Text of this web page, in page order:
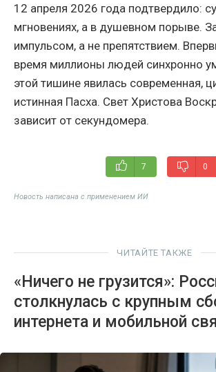
12 апреля 2026 года подтвердило:
мгновениях, а в душевном порыве.
импульсом, а не препятствием.
время миллионы людей синхронно
этой тишине явилась современная,
истинная Пасха. Свет Христова
зависит от секундомера.
7 0
Новость написана с применением ИИ
ЧИТАЙТЕ ТАКЖЕ
«Ничего не грузится»:
столкнулась с крупным
интернета и мобильной